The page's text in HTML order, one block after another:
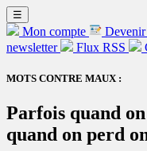
☰
Mon compte
newsletter
Flux RSS
MOTS CONTRE MAUX :
Parfois quand
quand on perd